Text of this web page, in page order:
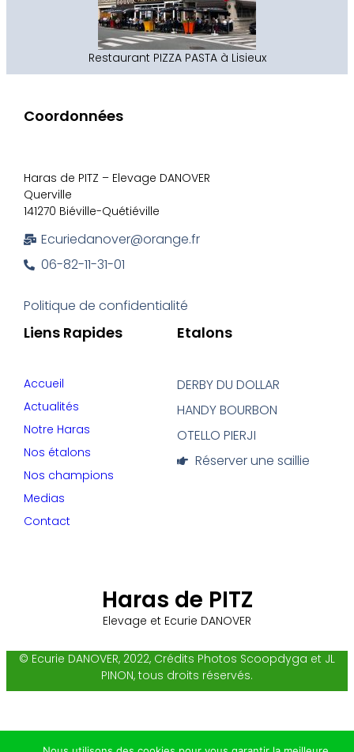
Restaurant PIZZA PASTA à Lisieux
Haras de PITZ
Elevage et Ecurie DANOVER
Etalons
DERBY DU DOLLAR
HANDY BOURBON
OTELLO PIERJI
Réserver une saillie
Liens Rapides
Accueil
Actualités
Notre Haras
Nos étalons
Nos champions
Medias
Contact
Coordonnées
Haras de PITZ – Elevage DANOVER
Querville
141270 Biéville-Quétiéville
Ecuriedanover@orange.fr
06-82-11-31-01
Politique de confidentialité
© Ecurie DANOVER, 2022, Crédits Photos Scoopdyga et JL
PINON, tous droits réservés.